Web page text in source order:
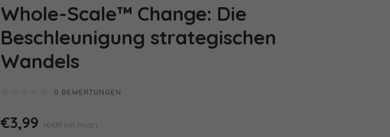
Whole-Scale™ Change: Die
Beschleunigung strategischen
Wandels
0 BEWERTUNGEN
€3,99 (€4,39 Inkl. MwSt.)